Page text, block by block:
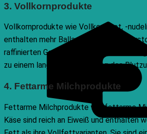
3. Vollkornprodukte
Vollkornprodukte wie Vollkornbrot, -
enthalten mehr Ballaststoffe und
raffinierten Gegenstücke. Sie werden
zu einem langsameren Anstieg des
4. Fettarme Milchprodukte
Fettarme Milchprodukte wie fettarme
Käse sind reich an Eiweiß und enthalten